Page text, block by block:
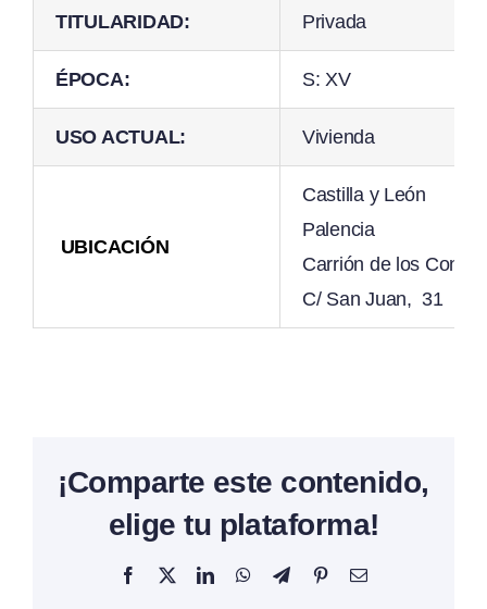
TITULARIDAD: Privada
ÉPOCA: S: XV
USO ACTUAL: Vivienda
UBICACIÓN
Castilla y León
Palencia
Carrión de los
C/ San Juan, 31
¡Comparte este contenido,
elige tu plataforma!
Facebook
X LinkedInWhatsAppTelegramPinterestCorreo